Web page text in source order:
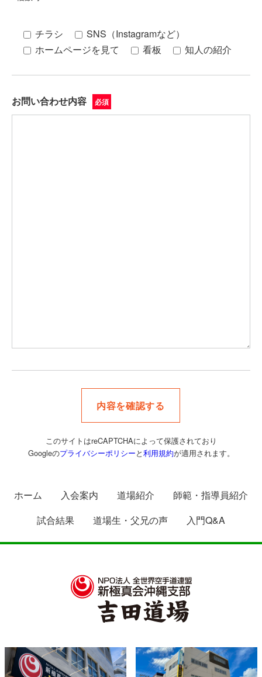
チラシ
SNS（Instagramなど）
ホームページを見て
看板 知人の紹介
お問い合わせ内容 必須
このサイトはreCAPTCHAによって保護されており
Googleのプライバシーポリシーと利用規約が適用されます。
ホーム 入会案内 道場紹介
師範・指導員紹介
試合結果
道場生・父兄の声 入門Q&A